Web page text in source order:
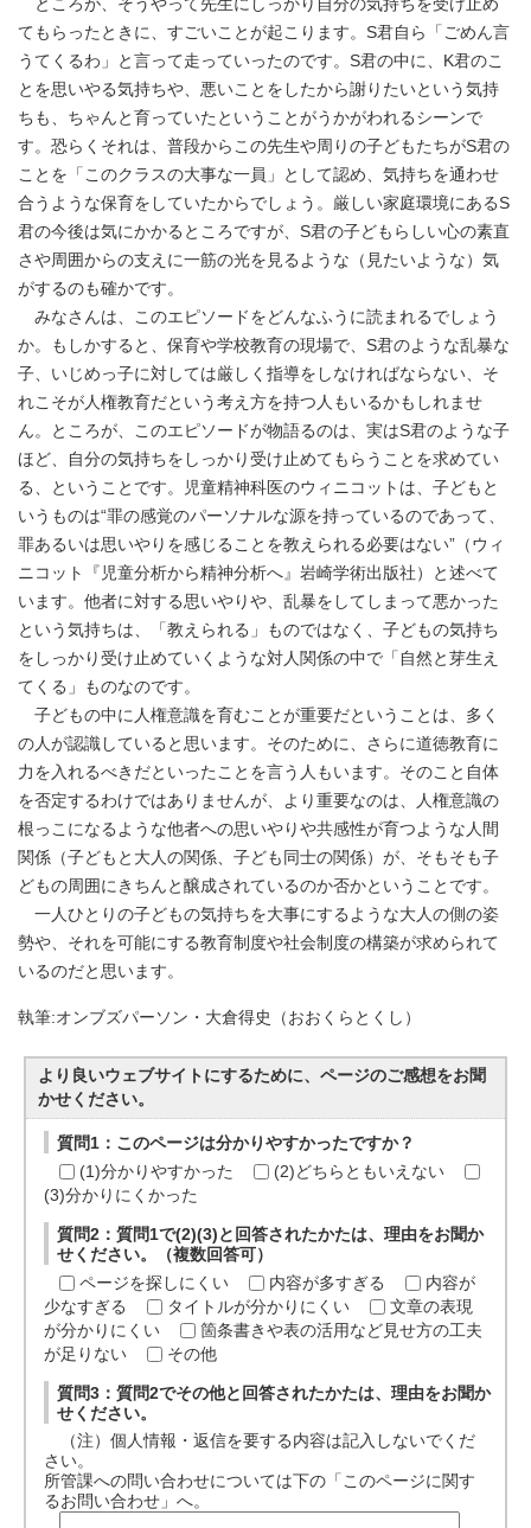
ところが、そうやって先生にしっかり自分の気持ちを受け止め
てもらったときに、すごいことが起こります。S君自ら「ごめん言
うてくるわ」と言って走っていったのです。S君の中に、K君のこ
とを思いやる気持ちや、悪いことをしたから謝りたいという気持
ちも、ちゃんと育っていたということがうかがわれるシーンで
す。恐らくそれは、普段からこの先生や周りの子どもたちがS君の
ことを「このクラスの大事な一員」として認め、気持ちを通わせ
合うような保育をしていたからでしょう。厳しい家庭環境にあるS
君の今後は気にかかるところですが、S君の子どもらしい心の素直
さや周囲からの支えに一筋の光を見るような（見たいような）気
がするのも確かです。
みなさんは、このエピソードをどんなふうに読まれるでしょう
か。もしかすると、保育や学校教育の現場で、S君のような乱暴な
子、いじめっ子に対しては厳しく指導をしなければならない、そ
れこそが人権教育だという考え方を持つ人もいるかもしれませ
ん。ところが、このエピソードが物語るのは、実はS君のような子
ほど、自分の気持ちをしっかり受け止めてもらうことを求めてい
る、ということです。児童精神科医のウィニコットは、子どもと
いうものは“罪の感覚のパーソナルな源を持っているのであって、
罪あるいは思いやりを感じることを教えられる必要はない”（ウィ
ニコット『児童分析から精神分析へ』岩崎学術出版社）と述べて
います。他者に対する思いやりや、乱暴をしてしまって悪かった
という気持ちは、「教えられる」ものではなく、子どもの気持ち
をしっかり受け止めていくような対人関係の中で「自然と芽生え
てくる」ものなのです。
子どもの中に人権意識を育むことが重要だということは、多く
の人が認識していると思います。そのために、さらに道徳教育に
力を入れるべきだといったことを言う人もいます。そのこと自体
を否定するわけではありませんが、より重要なのは、人権意識の
根っこになるような他者への思いやりや共感性が育つような人間
関係（子どもと大人の関係、子ども同士の関係）が、そもそも子
どもの周囲にきちんと醸成されているのか否かということです。
一人ひとりの子どもの気持ちを大事にするような大人の側の姿
勢や、それを可能にする教育制度や社会制度の構築が求められて
いるのだと思います。
執筆:オンブズパーソン・大倉得史（おおくらとくし）
より良いウェブサイトにするために、ページのご感想をお聞
かせください。
質問1：このページは分かりやすかったですか？
(1)分かりやすかった
(2)どちらともいえない
(3)分かりにくかった
質問2：質問1で(2)(3)と回答されたかたは、理由をお聞か
せください。（複数回答可）
ページを探しにくい
内容が多すぎる
内容が
少なすぎる
タイトルが分かりにくい
文章の表現
が分かりにくい
箇条書きや表の活用など見せ方の工夫
が足りない
その他
質問3：質問2でその他と回答されたかたは、理由をお聞か
せください。
（注）個人情報・返信を要する内容は記入しないでくだ
さい。
所管課への問い合わせについては下の「このページに関す
るお問い合わせ」へ。